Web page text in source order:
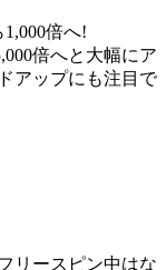
倍へ!
倍へと大幅にア
アップにも注目で
リースピン中はな